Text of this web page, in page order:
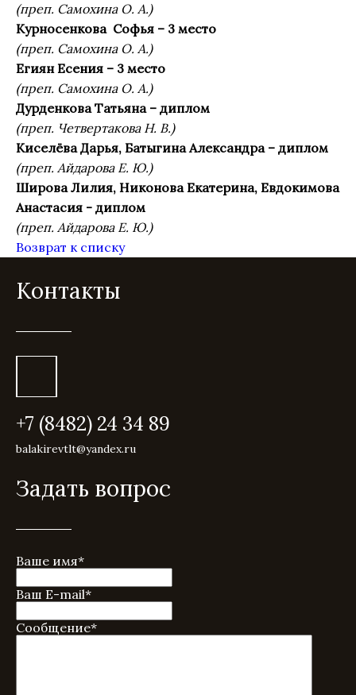
(преп. Самохина О. А.)
Курносенкова Софья – 3 место
(преп. Самохина О. А.)
Егиян Есения – 3 место
(преп. Самохина О. А.)
Дурденкова Татьяна – диплом
(преп. Четвертакова Н. В.)
Киселёва Дарья, Батыгина Александра – диплом
(преп. Айдарова Е. Ю.)
Широва Лилия, Никонова Екатерина, Евдокимова
Анастасия - диплом
(преп. Айдарова Е. Ю.)
Возврат к списку
Контакты
+7 (8482) 24 34 89
balakirevtlt@yandex.ru
Задать вопрос
Ваше имя*
Ваш E-mail*
Сообщение*